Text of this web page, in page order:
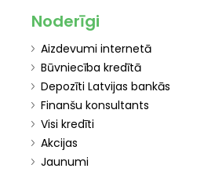
Noderīgi
Aizdevumi internetā
Būvniecība kredītā
Depozīti Latvijas bankās
Finanšu konsultants
Visi kredīti
Akcijas
Jaunumi